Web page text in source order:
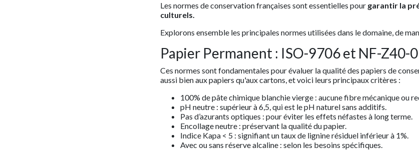
Les normes de conservation françaises sont essentielles pour garantir la
culturels.
Explorons ensemble les principales normes utilisées dans le domaine, de
Papier Permanent : ISO-9706 et NF-Z40-
Ces normes sont fondamentales pour évaluer la qualité des papiers de
aussi bien aux papiers qu'aux cartons, et voici leurs principaux critères :
100% de pâte chimique blanchie vierge : aucune fibre mécanique ou
pH neutre : supérieur à 6,5, qui est le pH naturel sans additifs.
Pas d’azurants optiques : pour éviter les effets néfastes à long terme.
Encollage neutre : préservant la qualité du papier.
Indice Kapa < 5 : signifiant un taux de lignine résiduel inférieur à 1%.
Avec ou sans réserve alcaline : selon les besoins spécifiques.